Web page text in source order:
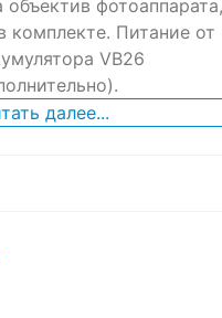
объектив
комплекте. Питание от
VB26
далее...